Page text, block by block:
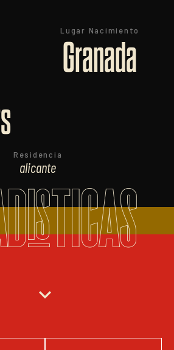
Lugar Nacimiento
Granada
Residencia
alicante
expand_more